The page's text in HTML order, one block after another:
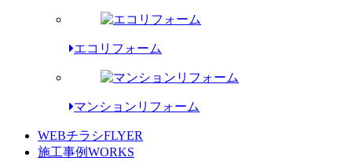
エコリフォーム
マンションリフォーム
WEBチラシFLYER
施工事例WORKS